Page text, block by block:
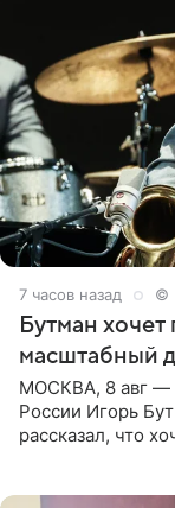
7 часов назад ©
Бутман
масштабный
МОСКВА, 8 авг —
России Игорь
рассказал, что